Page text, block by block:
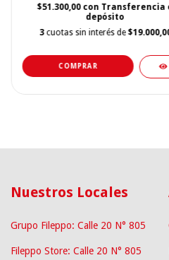
$51.300,00 con Transferencia
depósito
3 cuotas sin interés de
COMPRAR
Nuestros Locales
Grupo Fileppo: Calle 20 N° 805
Fileppo Store: Calle 20 N° 805